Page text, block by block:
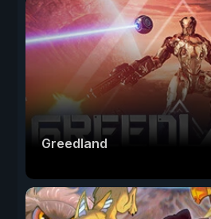
Greedland